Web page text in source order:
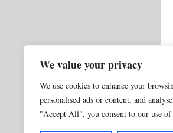
We value your privacy
We use cookies to enhance your
personalised ads or content, and
"Accept All", you consent to our use of